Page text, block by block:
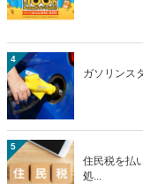
4
ガソリンス
5
住民税を払
処...